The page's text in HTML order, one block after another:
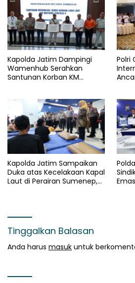
Kapolda Jatim Dampingi
Wamenhub Serahkan
Santunan Korban KM
Polri
Kapolda Jatim Sampaikan
Duka atas Kecelakaan Kapal
Laut di Perairan Sumenep,
Tinggalkan Balasan
Anda harus masuk untuk